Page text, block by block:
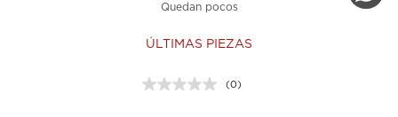
Quedan pocos
ÚLTIMAS PIEZAS
Sin
(0)